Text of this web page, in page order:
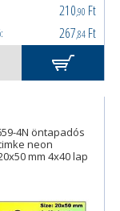
210,90 Ft
267,84 Ft
4N öntapadós
neon
mm 4x40 lap